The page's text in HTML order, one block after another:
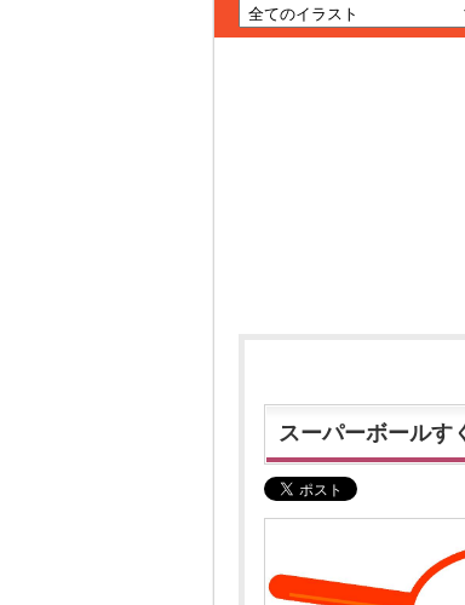
スーパーボールす